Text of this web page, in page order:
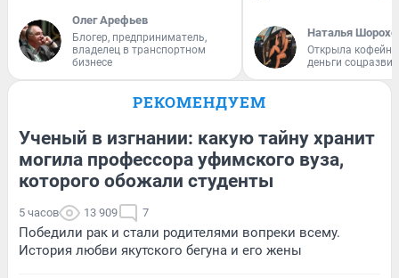
Олег Арефьев
Блогер, предприниматель,
владелец в транспортном
бизнесе
Наталья
Открыла
деньги
РЕКОМЕНДУЕМ
Ученый в изгнании: какую тайну хранит
могила профессора уфимского вуза,
которого обожали студенты
5 часов 13 909 7
Победили рак и стали родителями вопреки всему.
История любви якутского бегуна и его жены